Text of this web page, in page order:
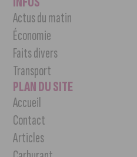
Actus du matin
Économie
Faits divers
Transport
PLAN DU SITE
Accueil
Contact
Articles